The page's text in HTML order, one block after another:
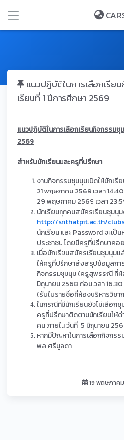
แนวปฎิบัติในการเลือกเรีย
เรียนที่ 1 ปีการศึกษา 2569
แนวปฎิบัติในการเลือกเรียนกิจกรรมชุ
2569
สำหรับนักเรียนและครูที่ปรึกษา
งานกิจกรรมชุมนุมเปิดให้นักเรี
21 พฤษภาคม 2569 เวลา
29 พฤษภาคม 2569 เวลา
นักเรียนทุกคนสมัครเรียนชุมนุ
http://srithatpit.ac.th/
นักเรียน และ Password จะเป็
ประชาชน โดยมีครูที่ปรึกษาคอ
เมื่อนักเรียนสมัครเรียนชุมนุมแ
ให้ครูที่ปรึกษาส่งสรุปข้อมูลกา
กิจกรรมชุมนุม (ครูสุพรรณี ที่ห้
มิถุนายน 2568 ก่อนเวลา
(รับใบรายชื่อที่ห้องบริหารวิชา
ในกรณีที่มีนักเรียนยังไม่เลือกชุ
ครูที่ปรึกษาติดตามนักเรียนให้ด
คน ภายใน วันที่ 5 มิถุนายน
หากมีปัญหาในการเลือกกิจกร
พล ศรีมูลดา
19 พฤษภาค